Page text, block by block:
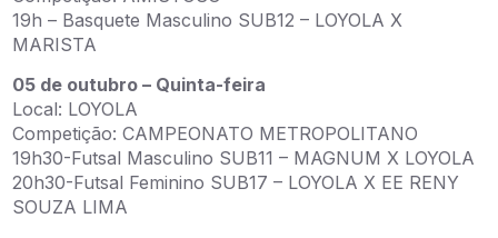
19h – Basquete Masculino SUB12 – LOYOLA X
MARISTA
05 de outubro – Quinta-feira
Local: LOYOLA
Competição: CAMPEONATO METROPOLITANO
19h30-Futsal Masculino SUB11 – MAGNUM X LOYOLA
20h30-Futsal Feminino SUB17 – LOYOLA X EE RENY
SOUZA LIMA